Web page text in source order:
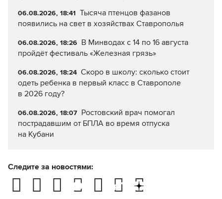
06.08.2026, 18:41 Тысяча птенцов фазанов
появились на свет в хозяйствах Ставрополья
06.08.2026, 18:26 В Минводах с 14 по 16 августа
пройдёт фестиваль «Железная грязь»
06.08.2026, 18:24 Скоро в школу: сколько стоит
одеть ребенка в первый класс в Ставрополе
в 2026 году?
06.08.2026, 18:07 Ростовский врач помогал
пострадавшим от БПЛА во время отпуска
на Кубани
Следите за новостями: